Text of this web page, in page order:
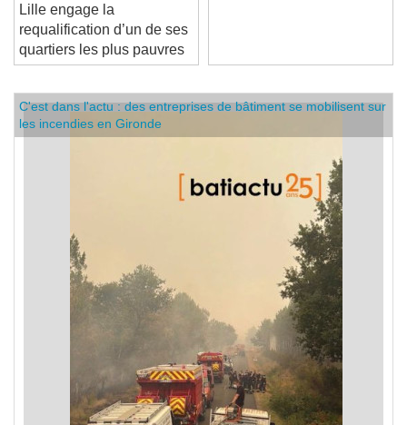
Lille engage la
requalification d’un de ses
quartiers les plus pauvres
C'est dans l'actu : des entreprises de bâtiment se mobilisent sur
les incendies en Gironde